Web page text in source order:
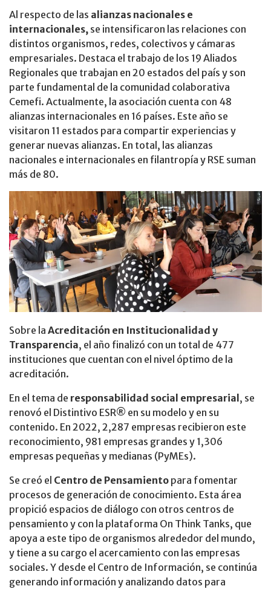
Al respecto de las alianzas nacionales e
internacionales, se intensificaron las relaciones con
distintos organismos, redes, colectivos y cámaras
empresariales. Destaca el trabajo de los 19 Aliados
Regionales que trabajan en 20 estados del país y son
parte fundamental de la comunidad colaborativa
Cemefi. Actualmente, la asociación cuenta con 48
alianzas internacionales en 16 países. Este año se
visitaron 11 estados para compartir experiencias y
generar nuevas alianzas. En total, las alianzas
nacionales e internacionales en filantropía y RSE suman
más de 80. ​
Sobre la Acreditación en Institucionalidad y
Transparencia, el año finalizó con un total de 477
instituciones que cuentan con el nivel óptimo de la
acreditación.
En el tema de responsabilidad social empresarial, se
renovó el Distintivo ESR® en su modelo y en su
contenido. En 2022, 2,287 empresas recibieron este
reconocimiento, 981 empresas grandes y 1,306
empresas pequeñas y medianas (PyMEs).
Se creó el Centro de Pensamiento para fomentar
procesos de generación de conocimiento. Esta área
propició espacios de diálogo con otros centros de
pensamiento y con la plataforma On Think Tanks, que
apoya a este tipo de organismos alrededor del mundo,
y tiene a su cargo el acercamiento con las empresas
sociales. Y desde el Centro de Información, se continúa
generando información y analizando datos para